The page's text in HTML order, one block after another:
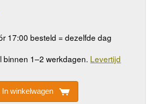
17:00 besteld = dezelfde dag
binnen 1–2 werkdagen. Levertijd
In winkelwagen